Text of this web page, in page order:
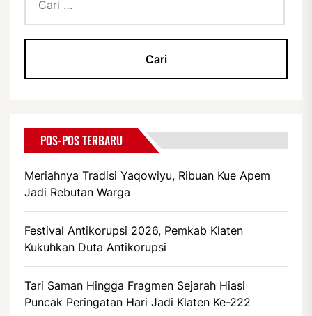
untuk:
POS-POS TERBARU
Meriahnya Tradisi Yaqowiyu, Ribuan Kue Apem
Jadi Rebutan Warga
Festival Antikorupsi 2026, Pemkab Klaten
Kukuhkan Duta Antikorupsi
Tari Saman Hingga Fragmen Sejarah Hiasi
Puncak Peringatan Hari Jadi Klaten Ke-222